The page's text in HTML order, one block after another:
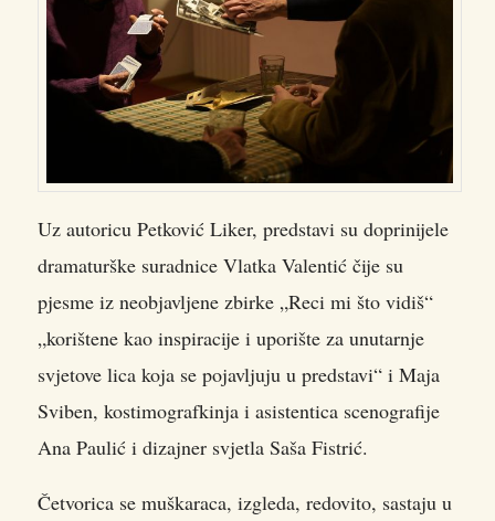
Uz autoricu Petković Liker, predstavi su doprinijele
dramaturške suradnice Vlatka Valentić čije su
pjesme iz neobjavljene zbirke „Reci mi što vidiš“
„korištene kao inspiracije i uporište za unutarnje
svjetove lica koja se pojavljuju u predstavi“ i Maja
Sviben, kostimografkinja i asistentica scenografije
Ana Paulić i dizajner svjetla Saša Fistrić.
Četvorica se muškaraca, izgleda, redovito, sastaju u